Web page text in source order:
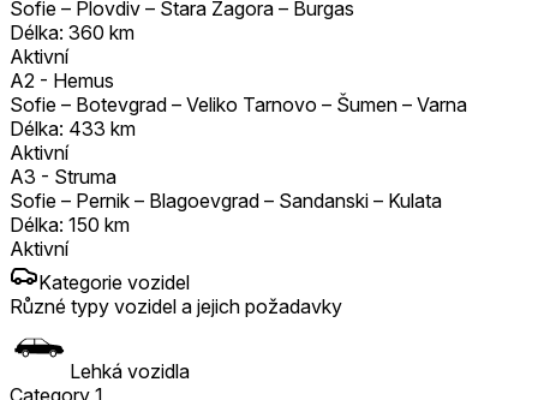
Sofie – Plovdiv – Stara Zagora – Burgas
Délka: 360 km
Aktivní
A2 - Hemus
Sofie – Botevgrad – Veliko Tarnovo – Šumen – Varna
Délka: 433 km
Aktivní
A3 - Struma
Sofie – Pernik – Blagoevgrad – Sandanski – Kulata
Délka: 150 km
Aktivní
Kategorie vozidel
Různé typy vozidel a jejich požadavky
Lehká vozidla